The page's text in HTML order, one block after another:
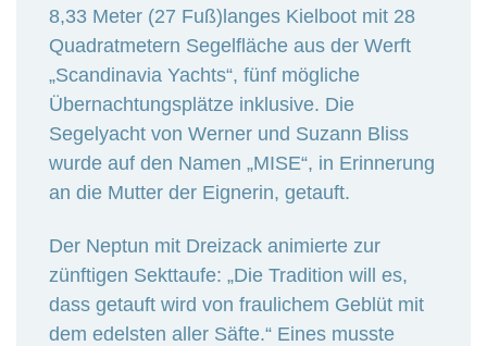
8,33 Meter (27 Fuß)langes Kielboot mit 28
Quadratmetern Segelfläche aus der Werft
„Scandinavia Yachts“, fünf mögliche
Übernachtungsplätze inklusive. Die
Segelyacht von Werner und Suzann Bliss
wurde auf den Namen „MISE“, in Erinnerung
an die Mutter der Eignerin, getauft.
Der Neptun mit Dreizack animierte zur
zünftigen Sekttaufe: „Die Tradition will es,
dass getauft wird von fraulichem Geblüt mit
dem edelsten aller Säfte.“ Eines musste